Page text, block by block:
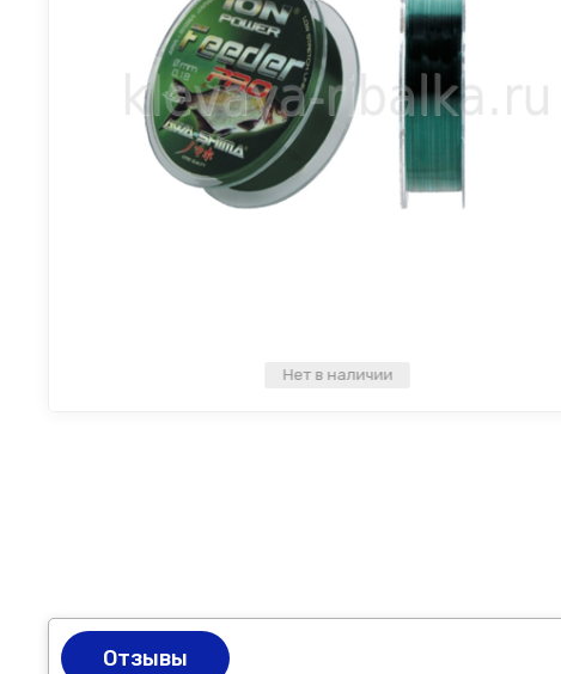
Нет в наличии
Отзывы